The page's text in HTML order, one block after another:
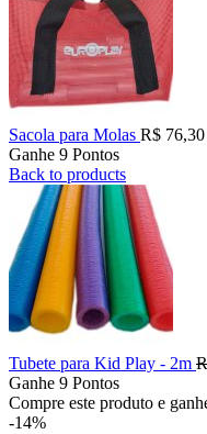
Sacola para Molas R$ 76,30
Ganhe 9 Pontos
Back to products
Tubete para Kid Play - 2m
Ganhe 9 Pontos
Compre este produto e
-14%